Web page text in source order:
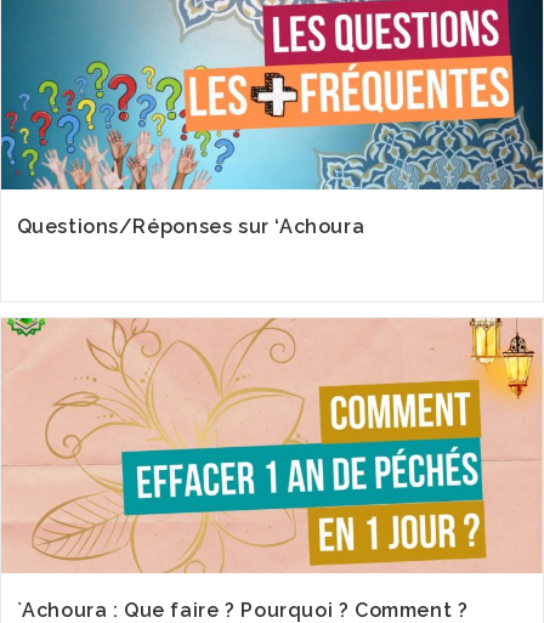
Questions/Réponses sur ‘Achoura
`Achoura : Que faire ? Pourquoi ? Comment ?